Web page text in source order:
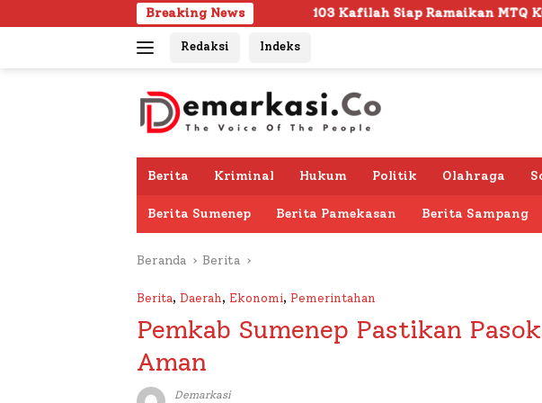
ke
Breaking News
103 Kafilah Siap Ramaikan MTQ KORPRI VIII Nasional di
Redaksi Indeks
Berita Kriminal Hukum Politik Olahraga
Berita Sumenep Berita Pamekasan Berita Sampang
Beranda Berita
Berita, Daerah, Ekonomi, Pemerintahan
Pemkab Sumenep Pastikan
Aman
Demarkasi